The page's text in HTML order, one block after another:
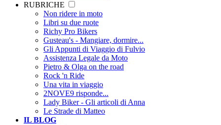
RUBRICHE
Non ridere in moto
Libri su due ruote
Richy Pro Bikers
Gusteau's - Mangiare, dormire...
Gli Appunti di Viaggio di Fulvio
Assistenza Legale da Moto
Pietro & Olga on the road
Rock 'n Ride
Una vita in viaggio
2NOVE9 risponde...
Lady Biker - Gli articoli di Anna
Le Strade di Matteo
IL BLOG